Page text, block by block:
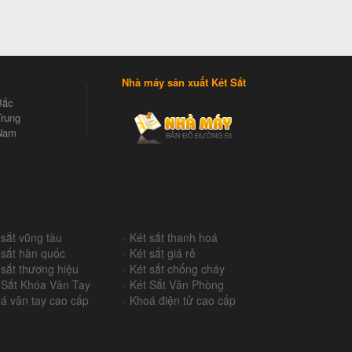
Nhà máy sản xuất Két Sắt
vũng tàu
Két sắt thanh hoá
hàn quốc
Két sắt giá rẻ
thương hiệu
Két sắt chống cháy
Khóa Vân Tay
Két Sắt Văn Phòng
vân tay cao cấp Khoá điện tử cao cấp